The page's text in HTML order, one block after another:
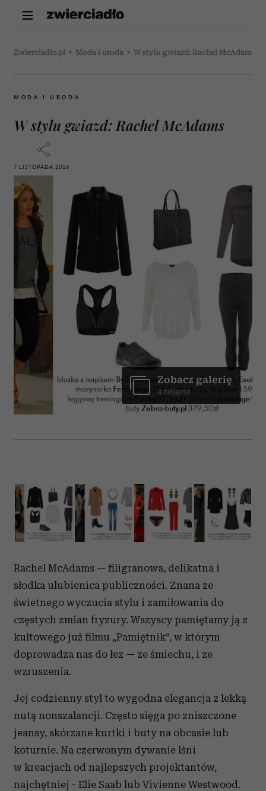
Zwierciadlo.pl > Moda i uroda > W stylu gwiazd: Rachel McAdams
MODA I URODA
W stylu gwiazd: Rachel McAdams
7 LISTOPADA 2016
Zobacz galerię
4 zdjęcia
Rachel McAdams — filigranowa, delikatna i
słodka ulubienica publiczności. Znana ze
świetnego wyczucia stylu i zamiłowania do
częstych zmian fryzury. Wszyscy pamiętamy ją z
kultowego już filmu „Pamiętnik”, w którym
doprowadza nas do łez — ze śmiechu, i ze
wzruszenia.
Jej codzienny styl to wygodna elegancja z lekką
nutą nonszalancji. Często sięga po zniszczone
jeansy, skórzane kurtki i buty na obcasie lub
koturnie. Na czerwonym dywanie lśni
w kreacjach od najlepszych projektantów,
najchętniej - Elie Saab lub Vivienne Westwood.